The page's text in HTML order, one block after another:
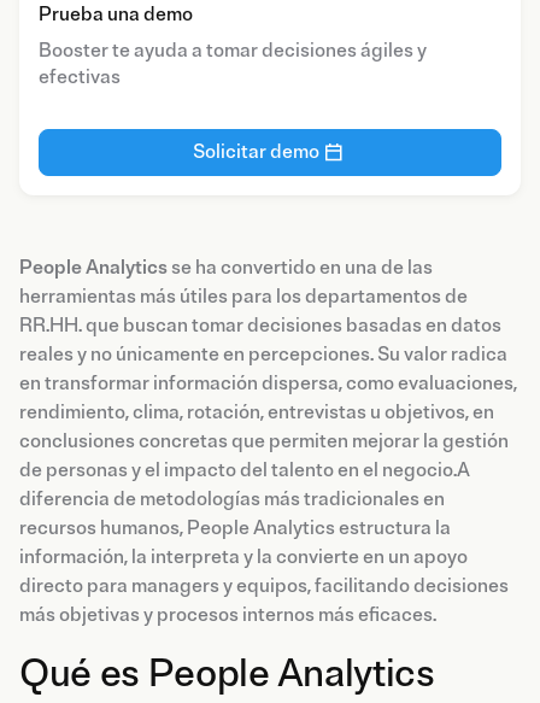
Prueba una demo
Booster te ayuda a tomar decisiones ágiles y
efectivas
Solicitar demo
People Analytics se ha convertido en una de las
herramientas más útiles para los departamentos de
RR.HH. que buscan tomar decisiones basadas en datos
reales y no únicamente en percepciones. Su valor radica
en transformar información dispersa, como evaluaciones,
rendimiento, clima, rotación, entrevistas u objetivos, en
conclusiones concretas que permiten mejorar la gestión
de personas y el impacto del talento en el negocio.A
diferencia de metodologías más tradicionales en
recursos humanos, People Analytics estructura la
información, la interpreta y la convierte en un apoyo
directo para managers y equipos, facilitando decisiones
más objetivas y procesos internos más eficaces.
Qué es People Analytics